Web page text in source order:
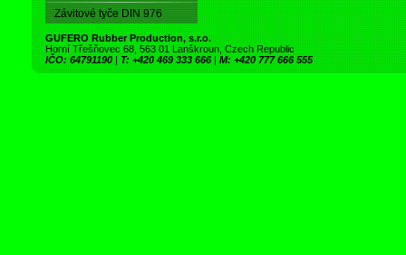
Závitové tyče DIN 976
GUFERO Rubber Production, s.r.o.
Horní Třešňovec 68, 563 01 Lanškroun, Czech Republic
IČO: 64791190 | T: +420 469 333 666 | M: +420 777 666 555